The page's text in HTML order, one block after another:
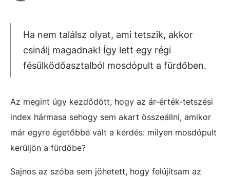
Ha nem találsz olyat, ami tetszik, akkor
csinálj magadnak! Így lett egy régi
fésülködőasztalból mosdópult a fürdőben.
Az megint úgy kezdődött, hogy az ár-érték-tetszési
index hármasa sehogy sem akart összeállni, amikor
már egyre égetőbbé vált a kérdés: milyen mosdópult
kerüljön a fürdőbe?
Sajnos az szóba sem jöhetett, hogy felújítsam az